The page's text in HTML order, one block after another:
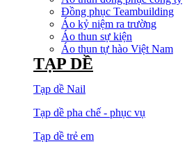
Đồng phục Teambuilding
Áo kỷ niệm ra trường
Áo thun sự kiện
Áo thun tự hào Việt Nam
TẠP DỀ
Tạp dề Nail
Tạp dề pha chế - phục vụ
Tạp dề trẻ em